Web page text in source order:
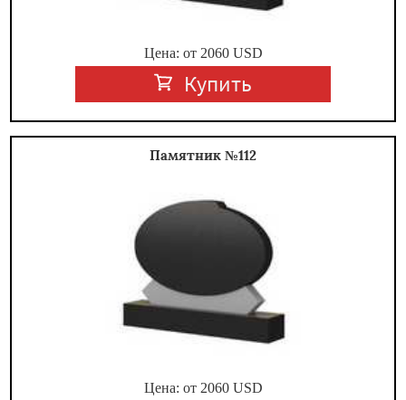
Цена: от 2060USD
Купить
Памятник №112
Цена: от 2060USD